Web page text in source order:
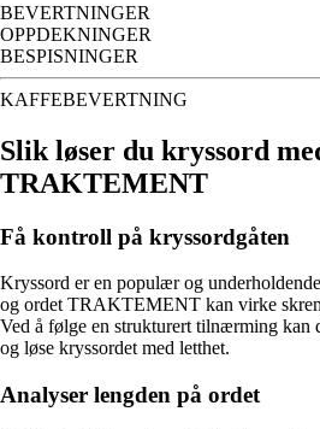
BEVERTNINGER
OPPDEKNINGER
BESPISNINGER
KAFFEBEVERTNING
Slik løser du kryssord
TRAKTEMENT
Få kontroll på kryssordgåten
Kryssord er en populær og
og ordet TRAKTEMENT kan virke
Ved å følge en strukturert tilnærming kan
og løse kryssordet med letthet.
Analyser lengden på ordet